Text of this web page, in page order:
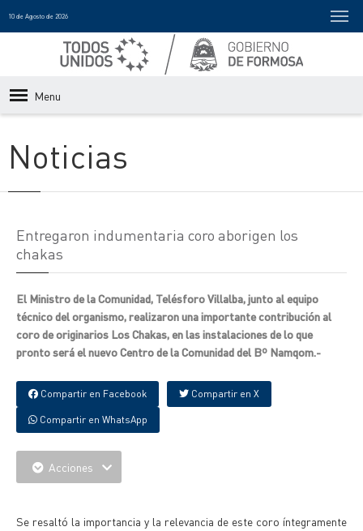
10 de Agosto de 2026
Menu
Noticias
Entregaron indumentaria coro aborigen los
chakas
El Ministro de la Comunidad, Telésforo Villalba, junto al equipo
técnico del organismo, realizaron una importante contribución al
coro de originarios Los Chakas, en las instalaciones de lo que
pronto será el nuevo Centro de la Comunidad del Bº Namqom.-
Compartir en Facebook Compartir en X
Compartir en WhatsApp
Acciones
Se resaltó la importancia y la relevancia de este coro íntegramente